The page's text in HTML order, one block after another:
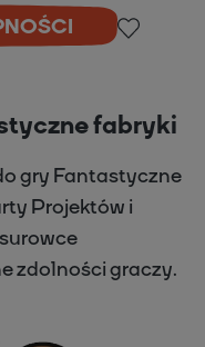
fabryki
gry Fantastyczne
Projektów i
zdolności graczy.